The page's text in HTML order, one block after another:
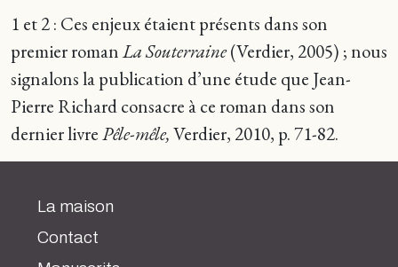
1 et 2 : Ces enjeux étaient présents dans son
premier romanLa Souterraine(Verdier, 2005) ; nous
signalons la publication d’une étude que Jean-
Pierre Richard consacre à ce roman dans son
dernier livrePêle-mêle,Verdier, 2010, p. 71-82.
La maison
Contact